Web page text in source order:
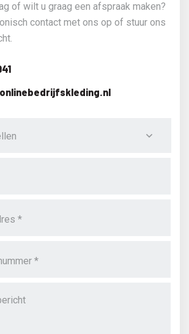
of wilt u graag een afspraak maken?
contact met ons op of stuur ons